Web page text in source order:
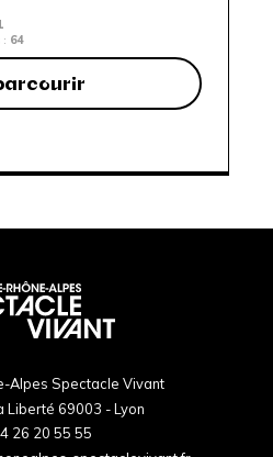
: 64
Alpes Spectacle Vivant
Liberté 69003 - Lyon
26 20 55 55